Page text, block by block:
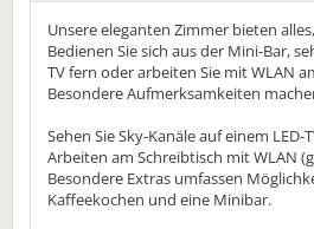
Unsere eleganten Zimmer bieten
Bedienen Sie sich aus der Mini-Bar,
TV fern oder arbeiten Sie mit WLAN
Besondere Aufmerksamkeiten
Sehen Sie Sky-Kanäle auf einem LED-
Arbeiten am Schreibtisch mit WLAN
Besondere Extras umfassen
Kaffeekochen und eine Minibar.